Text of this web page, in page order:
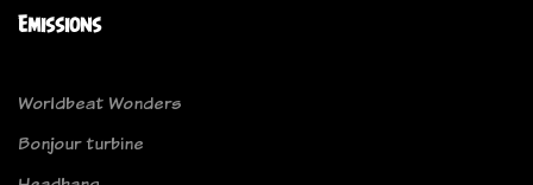
Emissions
Worldbeat Wonders
Bonjour turbine